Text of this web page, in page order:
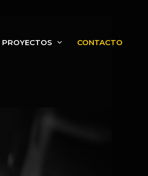
PROYECTOS CONTACTO